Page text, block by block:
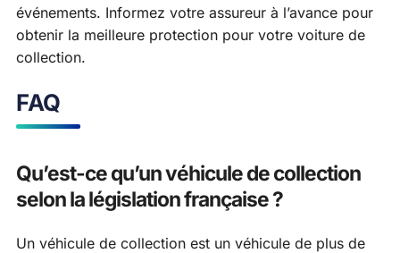
événements. Informez votre assureur à l’avance pour
obtenir la meilleure protection pour votre voiture de
collection.
FAQ
Qu’est-ce qu’un véhicule de collection
selon la législation française ?
Un véhicule de collection est un véhicule de plus de